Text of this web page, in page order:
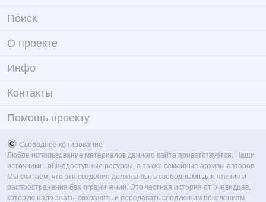
Поиск
О проекте
Инфо
Контакты
Помощь проекту
Свободное копирование
Любое использование материалов данного сайта приветствуется. Наши
источники - общедоступные ресурсы, а также семейные архивы авторов.
Мы считаем, что эти сведения должны быть свободными для чтения и
распространения без ограничений. Это честная история от очевидцев,
которую надо знать, сохранять и передавать следующим поколениям.